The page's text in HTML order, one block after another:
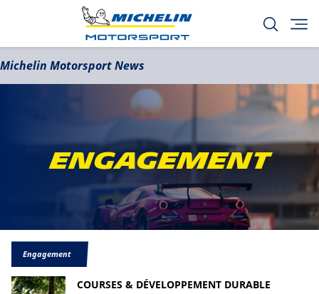
Michelin Motorsport News
Engagement
Engagement
COURSES & DÉVELOPPEMENT DURABLE